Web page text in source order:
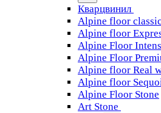
Кварцвинил
Alpine floor classic
Alpine floor
Alpine Floor
Alpine Floor
Alpine floor Real
Alpine floor
Alpine Floor Stone
Art Stone